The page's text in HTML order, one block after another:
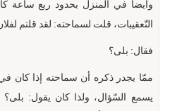
وأيضاً في المنزل بحدود ربع ساعة
التّعقيبات، قلت لسماحته: لقد قلتم
فقال: بلى؟
ممّا يجدر ذكره أن سماحته إذا كان في
يسمع السّؤال، ولذا كان يقول: